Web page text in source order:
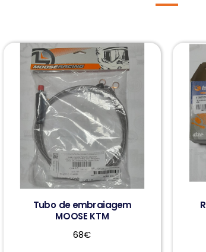
Tubo de embraiagem
MOOSE KTM
68€